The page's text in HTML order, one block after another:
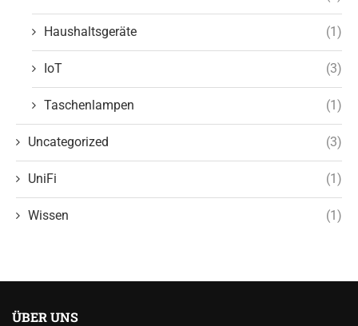
Haushaltsgeräte (1)
IoT (3)
Taschenlampen (1)
Uncategorized (3)
UniFi (1)
Wissen (1)
ÜBER UNS